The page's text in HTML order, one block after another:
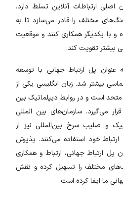
ارتباطات آنلاین تسلط دارد.
مختلف را قادر می‌سازد تا به
و با یکدیگر همکاری کنند و موقعیت
بیشتر تقویت کند.
پل ارتباط جهانی با توسعه
بیشتر شد. زبان انگلیسی یکی از
است و در روابط دیپلماتیک بین
می‌گیرد. سازمان‌های بین المللی
و صلیب سرخ بین‌المللی نیز از
خود استفاده می‌کنند. پذیرش
پل ارتباط جهانی، ارتباط و همکاری
مختلف را تسهیل کرده و نقش
ما ایفا کرده است.